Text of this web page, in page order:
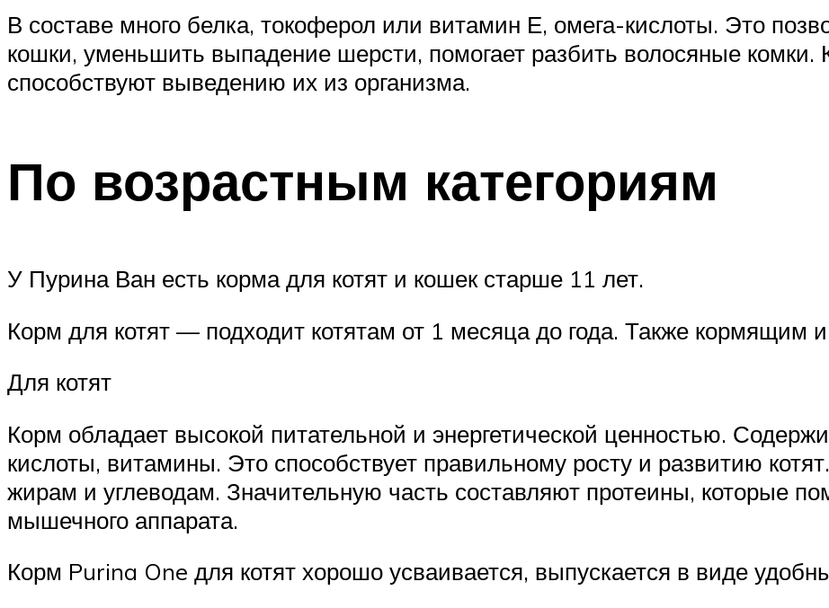
В составе много белка, токоферол или витамин Е, омега-кислоты. Это
кошки, уменьшить выпадение шерсти, помогает разбить волосяные комки.
способствуют выведению их из организма.
По возрастным категориям
У Пурина Ван есть корма для котят и кошек старше 11 лет.
Корм для котят — подходит котятам от 1 месяца до года. Также кормящим
Для котят
Корм обладает высокой питательной и энергетической ценностью.
кислоты, витамины. Это способствует правильному росту и развитию
жирам и углеводам. Значительную часть составляют протеины, которые
мышечного аппарата.
Корм Purina One для котят хорошо усваивается, выпускается в виде